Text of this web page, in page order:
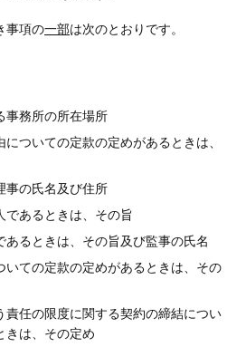
事項の一部は次のとおりです。
事務所の所在場所
ついての定款の定めがあるときは、
事の氏名及び住所
であるときは、その旨
あるときは、その旨及び監事の氏名
いての定款の定めがあるときは、その
責任の限度に関する契約の締結につい
きは、その定め